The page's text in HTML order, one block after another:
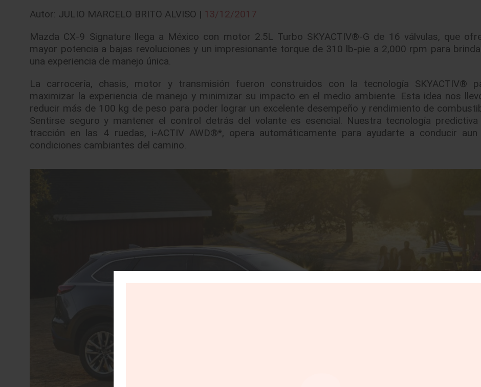
Autor: JULIO MARCELO BRITO ALVISO | 13/12/2017
Mazda CX-9 Signature llega a México con motor 2.5L Turbo SKYACTIV®-G de 16 válvulas, que
mayor potencia a bajas revoluciones y un impresionante torque de 310 lb-pie a 2,000 rpm para
una experiencia de manejo única.
La carrocería, chasis, motor y transmisión fueron construidos con la tecnología SKYACTIV®
maximizar la experiencia de manejo y minimizar su impacto en el medio ambiente. Esta idea nos
reducir más de 100 kg de peso para poder lograr un excelente desempeño y rendimiento de
Sentirse seguro y mantener el control detrás del volante es esencial. Nuestra tecnología predictiva
tracción en las 4 ruedas, i-ACTIV AWD®*, opera automáticamente para ayudarte a conducir aun
condiciones cambiantes del camino.